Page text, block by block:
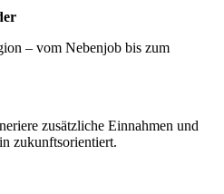
– vom Nebenjob bis zum
zusätzliche Einnahmen und
zukunftsorientiert.